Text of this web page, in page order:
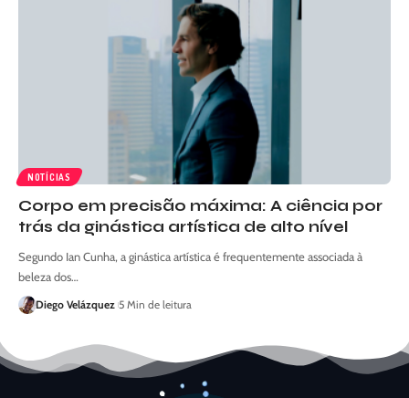
NOTÍCIAS
Corpo em precisão máxima: A ciência por
trás da ginástica artística de alto nível
Segundo Ian Cunha, a ginástica artística é frequentemente associada à
beleza dos…
Diego Velázquez 5 Min de leitura